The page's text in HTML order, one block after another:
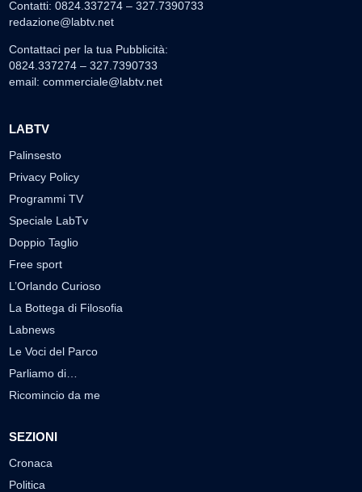
Contatti: 0824.337274 – 327.7390733
redazione@labtv.net
Contattaci per la tua Pubblicità:
0824.337274 – 327.7390733
email: commerciale@labtv.net
LABTV
Palinsesto
Privacy Policy
Programmi TV
Speciale LabTv
Doppio Taglio
Free sport
L’Orlando Curioso
La Bottega di Filosofia
Labnews
Le Voci del Parco
Parliamo di…
Ricomincio da me
SEZIONI
Cronaca
Politica